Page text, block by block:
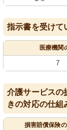
指示書を受けて
医療機関
7
介護サービスの
きの対応の仕組
損害賠償保険